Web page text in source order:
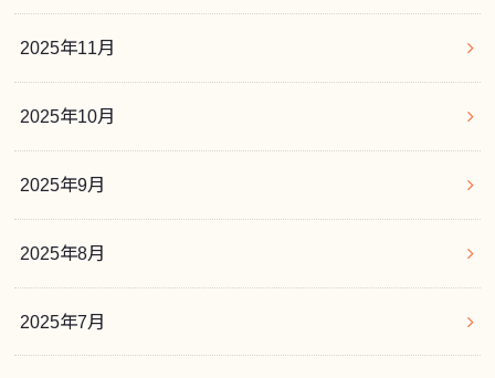
2025年11月
2025年10月
2025年9月
2025年8月
2025年7月